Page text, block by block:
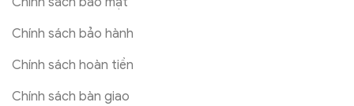
Chính sách bảo hành
Chính sách hoàn tiền
Chính sách bàn giao